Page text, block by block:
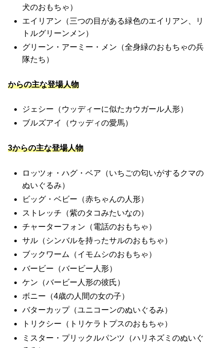
犬のおもちゃ）
エイリアン（三つの目がある緑色のエイリアン、リ
トルグリーンメン）
グリーン・アーミー・メン（全身緑のおもちゃの兵
隊たち）
からの主な登場人物
ジェシー（ウッディーに似たカウガール人形）
ブルズアイ（ウッディの愛馬）
3からの主な登場人物
ロッツォ・ハグ・ベア（いちごの匂いがするクマの
ぬいぐるみ）
ビッグ・ベビー（赤ちゃんの人形）
ストレッチ（紫のタコみたいなの）
チャーターフォン（電話のおもちゃ）
サル（シンバルを持ったサルのおもちゃ）
ブックワーム（イモムシのおもちゃ）
バービー（バービー人形）
ケン（バービー人形の彼氏）
ボニー（4歳の人間の女の子）
バターカップ（ユニコーンのぬいぐるみ）
トリクシー（トリケラトプスのおもちゃ）
ミスター・プリックルパンツ（ハリネズミのぬいぐ